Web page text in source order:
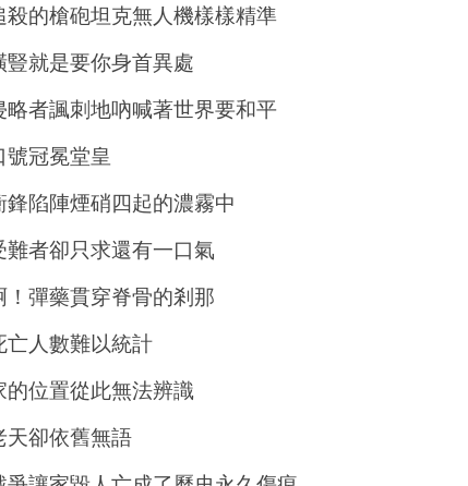
殺的槍砲坦克無人機樣樣精準
豎就是要你身首異處
略者諷刺地吶喊著世界要和平
號冠冕堂皇
鋒陷陣煙硝四起的濃霧中
難者卻只求還有一口氣
！彈藥貫穿脊骨的剎那
亡人數難以統計
的位置從此無法辨識
天卻依舊無語